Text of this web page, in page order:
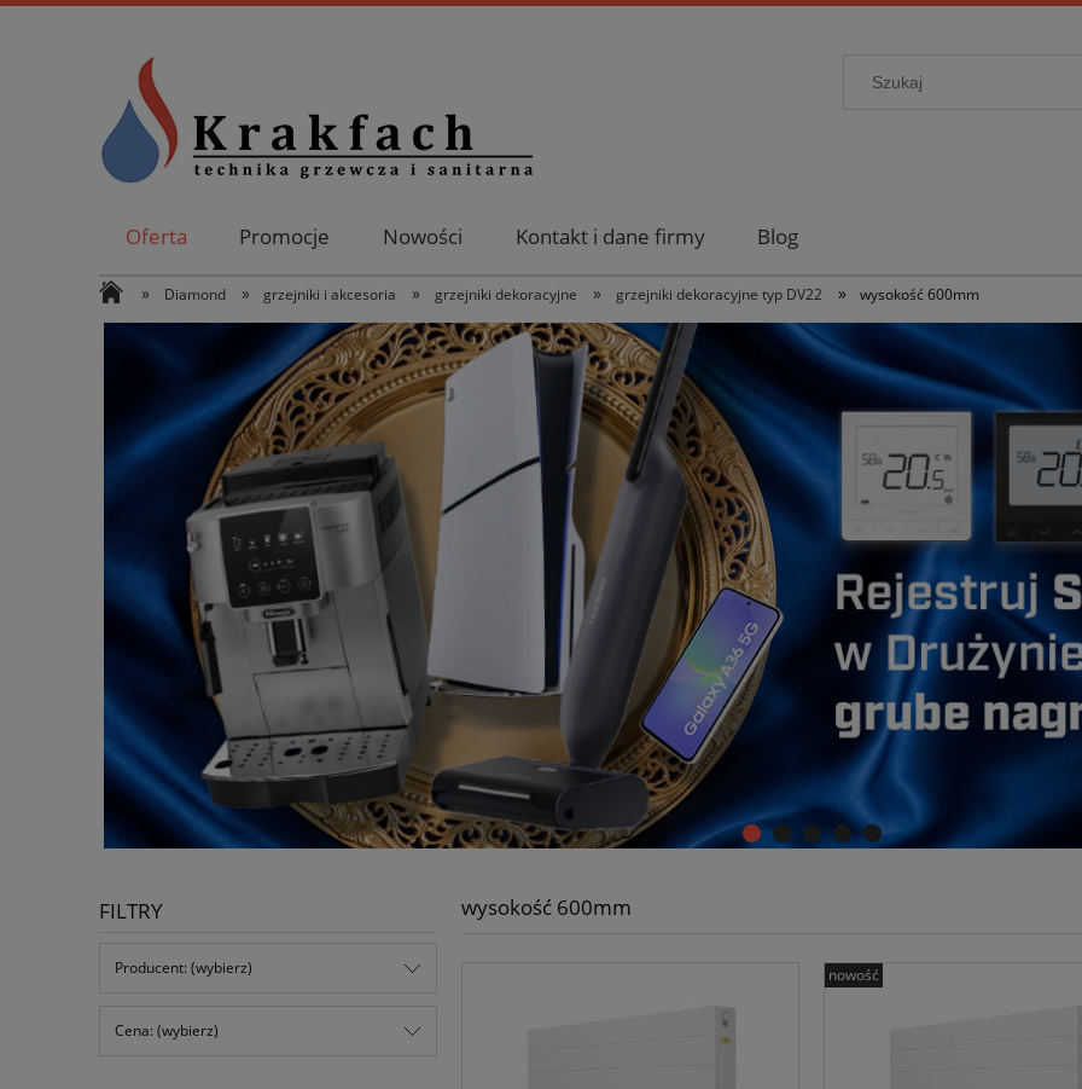
Oferta Promocje Nowości Kontakt i dane firmy Blog
» Diamond » grzejniki i akcesoria » grzejniki dekoracyjne » grzejniki dekoracyjne typ DV22 » wysokość 600mm
FILTRY
Producent: (wybierz)
Cena: (wybierz)
wysokość 600mm
nowość